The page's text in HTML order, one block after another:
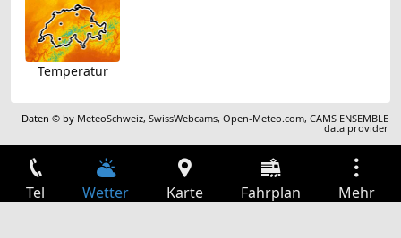
Temperatur
Daten © by MeteoSchweiz,SwissWebcams,Open-Meteo.com,CAMS ENSEMBLE
data provider
Tel Wetter Karte Fahrplan Mehr